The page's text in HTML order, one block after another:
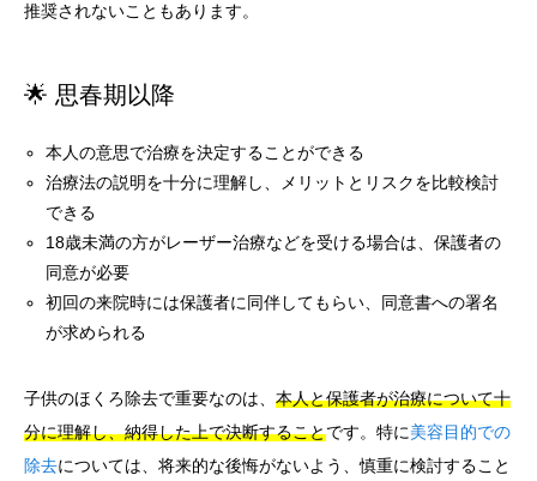
推奨されないこともあります。
🌟 思春期以降
本人の意思で治療を決定することができる
治療法の説明を十分に理解し、メリットとリスクを比較検討
できる
18歳未満の方がレーザー治療などを受ける場合は、保護者の
同意が必要
初回の来院時には保護者に同伴してもらい、同意書への署名
が求められる
子供のほくろ除去で重要なのは、 本人と保護者が治療について十
分に理解し、納得した上で決断することです。特に美容目的での
除去については、将来的な後悔がないよう、慎重に検討すること